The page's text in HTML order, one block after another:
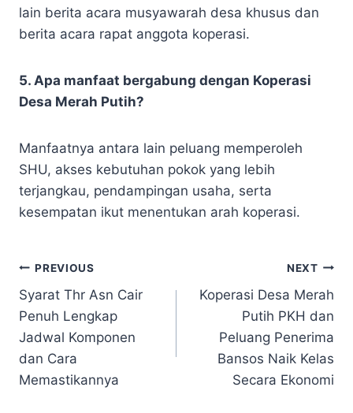
lain berita acara musyawarah desa khusus dan
berita acara rapat anggota koperasi.
5. Apa manfaat bergabung dengan Koperasi
Desa Merah Putih?
Manfaatnya antara lain peluang memperoleh
SHU, akses kebutuhan pokok yang lebih
terjangkau, pendampingan usaha, serta
kesempatan ikut menentukan arah koperasi.
Navigasi
pos
PREVIOUS
Syarat Thr Asn Cair
Penuh Lengkap
Jadwal Komponen
dan Cara
Memastikannya
NEXT
Koperasi Desa Merah
Putih PKH dan
Peluang Penerima
Bansos Naik Kelas
Secara Ekonomi